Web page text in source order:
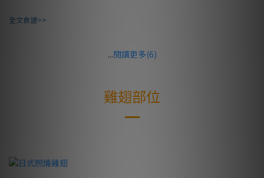
全文食譜>>
...閱讀更多(6)
雞翅部位